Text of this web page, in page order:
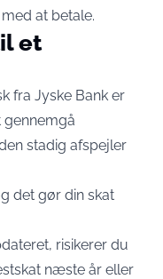
at betale.
et
fra Jyske Bank er
stadig afspejler
det gør din skat
risikerer du
næste år eller